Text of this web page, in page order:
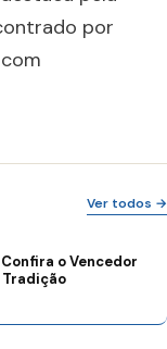
por
Ver todos →
o Vencedor
Tradição